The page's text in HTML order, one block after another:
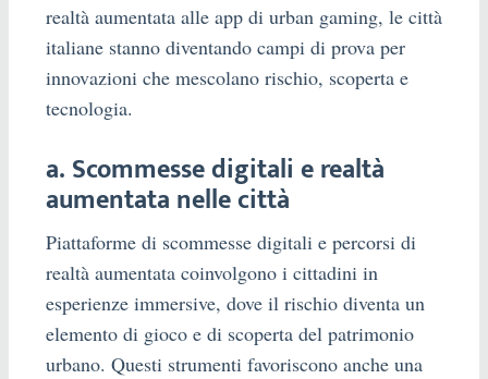
realtà aumentata alle app di urban gaming, le città
italiane stanno diventando campi di prova per
innovazioni che mescolano rischio, scoperta e
tecnologia.
a. Scommesse digitali e realtà
aumentata nelle città
Piattaforme di scommesse digitali e percorsi di
realtà aumentata coinvolgono i cittadini in
esperienze immersive, dove il rischio diventa un
elemento di gioco e di scoperta del patrimonio
urbano. Questi strumenti favoriscono anche una